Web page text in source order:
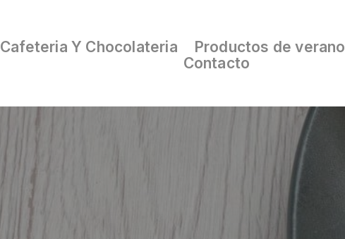
Cafeteria Y Chocolateria Productos de verano
Contacto